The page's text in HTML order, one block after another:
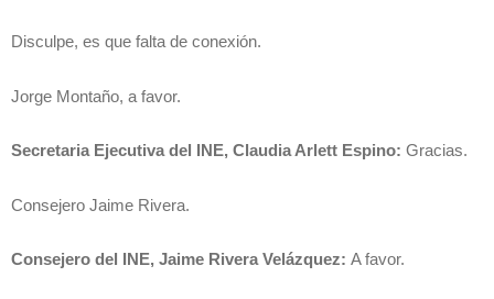
Disculpe, es que falta de conexión.
Jorge Montaño, a favor.
Secretaria Ejecutiva del INE, Claudia Arlett Espino: Gracias.
Consejero Jaime Rivera.
Consejero del INE, Jaime Rivera Velázquez: A favor.